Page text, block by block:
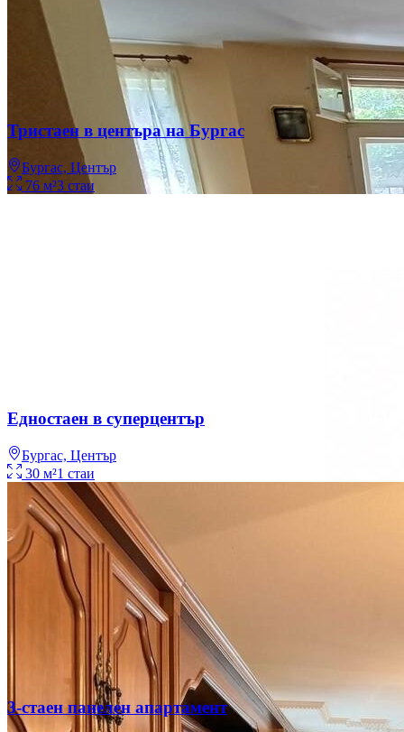
Апартамент
52 960 €
103 581 лв.
Тристаен в центъра на Бургас
Бургас, Център
76 м²3 стаи
Едностаен в суперцентър
Бургас, Център
30 м²1 стаи
3-стаен панелен апартамент